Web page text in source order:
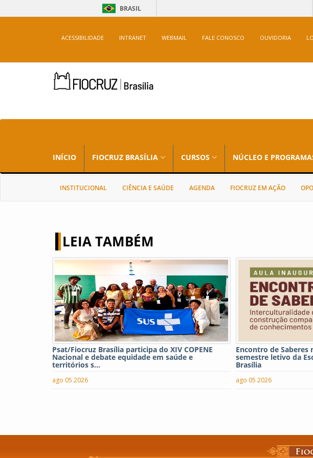
BRASIL
ACESSIBILIDADE INTRANET WEBMAIL FALE CONOSCO OUVIDORIA
INÍCIO FIOCRUZ BRASÍLIA CURSOS NÚCLEO E
INSTITUCIONAL CIÊNCIA E SAÚDE AGENDA FIOCRUZ EM AÇÃO
LEIA TAMBÉM
Psat/Fiocruz Brasília participa do XIV COPENE
Nacional e debate equidade em saúde e
territórios s...
ago 05 2026
Encontro de Saberes
semestre letivo da
Brasília
ago 05 2026